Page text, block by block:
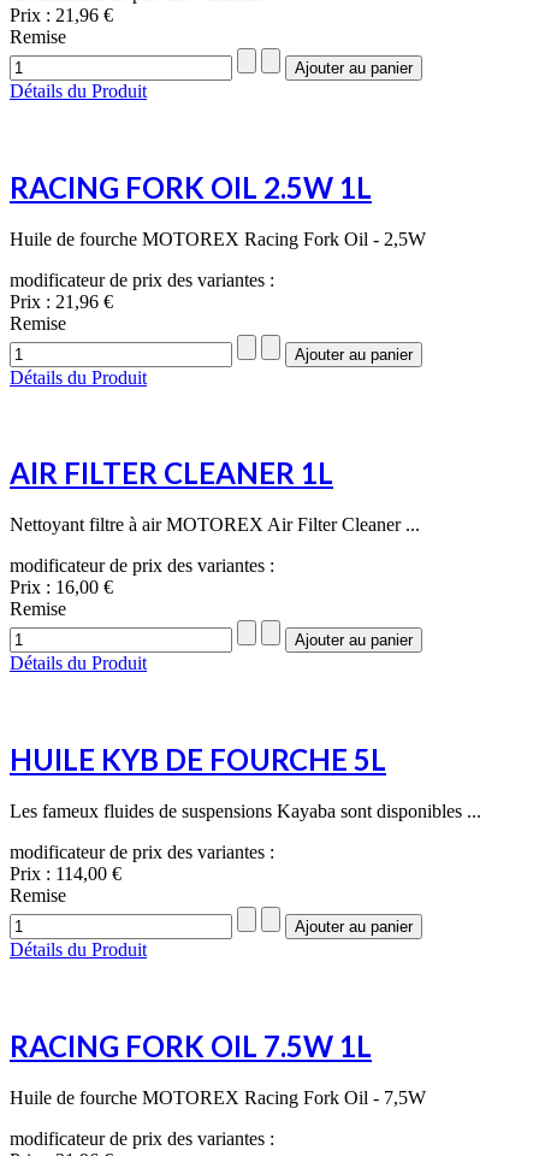
Prix : 21,96 €
Remise
Détails du Produit
RACING FORK OIL 2.5W 1L
Huile de fourche MOTOREX Racing Fork Oil - 2,5W
modificateur de prix des variantes :
Prix : 21,96 €
Remise
Détails du Produit
AIR FILTER CLEANER 1L
Nettoyant filtre à air MOTOREX Air Filter Cleaner ...
modificateur de prix des variantes :
Prix : 16,00 €
Remise
Détails du Produit
HUILE KYB DE FOURCHE 5L
Les fameux fluides de suspensions Kayaba sont disponibles ...
modificateur de prix des variantes :
Prix : 114,00 €
Remise
Détails du Produit
RACING FORK OIL 7.5W 1L
Huile de fourche MOTOREX Racing Fork Oil - 7,5W
modificateur de prix des variantes :